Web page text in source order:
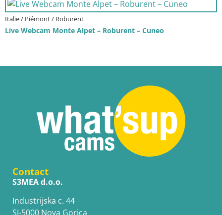
Italie / Piémont / Roburent
Live Webcam Monte Alpet – Roburent – Cuneo
Contact
S3MEA d.o.o.
Industrijska c. 44
SI-5000 Nova Gorica